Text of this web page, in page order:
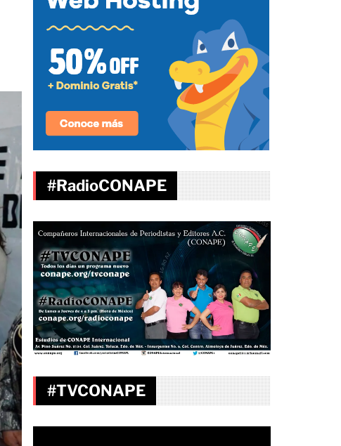
#RadioCONAPE
#TVCONAPE